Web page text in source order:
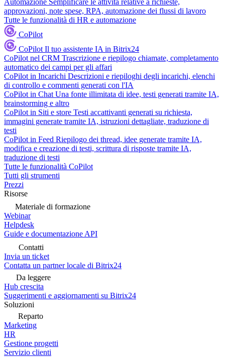
Automazione Semplificare le attività relative a richieste,
approvazioni, note spese, RPA, automazione dei flussi di lavoro
Tutte le funzionalità di HR e automazione
CoPilot
CoPilot Il tuo assistente IA in Bitrix24
CoPilot nel CRM Trascrizione e riepilogo chiamate, completamento
automatico dei campi per gli affari
CoPilot in Incarichi Descrizioni e riepiloghi degli incarichi, elenchi
di controllo e commenti generati con l'IA
CoPilot in Chat Una fonte illimitata di idee, testi generati tramite IA,
brainstorming e altro
CoPilot in Siti e store Testi accattivanti generati su richiesta,
immagini generate tramite IA, istruzioni dettagliate, traduzione di
testi
CoPilot in Feed Riepilogo dei thread, idee generate tramite IA,
modifica e creazione di testi, scrittura di risposte tramite IA,
traduzione di testi
Tutte le funzionalità CoPilot
Tutti gli strumenti
Prezzi
Risorse
Materiale di formazione
Webinar
Helpdesk
Guide e documentazione API
Contatti
Invia un ticket
Contatta un partner locale di Bitrix24
Da leggere
Hub crescita
Suggerimenti e aggiornamenti su Bitrix24
Soluzioni
Reparto
Marketing
HR
Gestione progetti
Servizio clienti